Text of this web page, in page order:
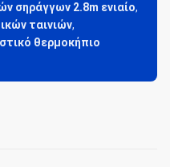
σηράγγων 2.8m ενιαίο,
ταινιών,
θερμοκήπιο